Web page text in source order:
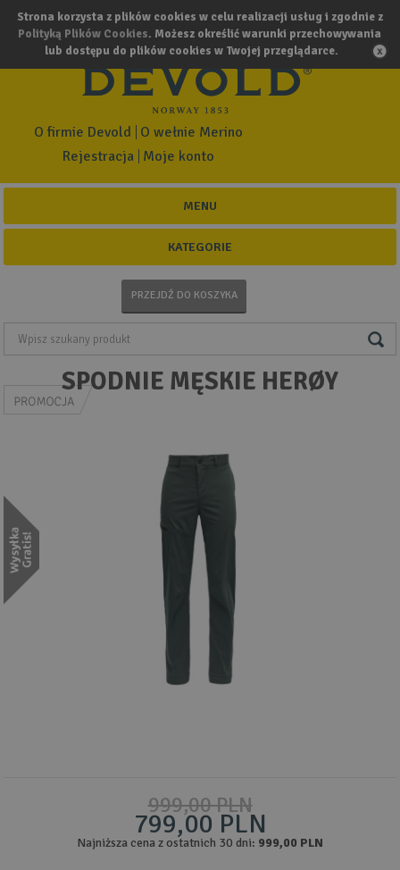
Strona korzysta z plików cookies w celu realizacji usług i zgodnie z
Polityką Plików Cookies. Możesz określić warunki przechowywania
lub dostępu do plików cookies w Twojej przeglądarce.
Rejestracja Moje konto
O firmie Devold O wełnie Merino
MENU
KATEGORIE
PRZEJDŹ DO KOSZYKA
SPODNIE MĘSKIE HERØY
999,00 PLN
799,00 PLN
Najniższa cena z ostatnich 30 dni: 999,00 PLN